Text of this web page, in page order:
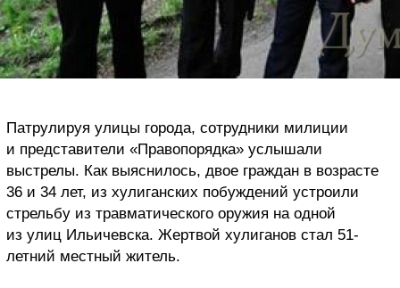
Патрулируя улицы города, сотрудники милиции
и представители «Правопорядка» услышали
выстрелы. Как выяснилось, двое граждан в возрасте
36 и 34 лет, из хулиганских побуждений устроили
стрельбу из травматического оружия на одной
из улиц Ильичевска. Жертвой хулиганов стал 51-
летний местный житель.